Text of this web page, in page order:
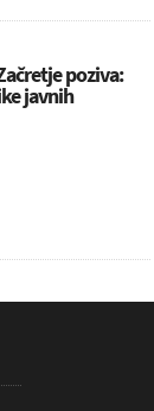
poziva:
javnih